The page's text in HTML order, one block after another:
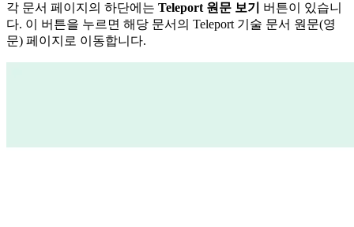
각 문서 페이지의 하단에는 Teleport 원문 보기
버튼이 있습니
다. 이 버튼을 누르면 해당 문서의 Teleport 기술 문서 원문(영
문) 페이지로 이동합니다.